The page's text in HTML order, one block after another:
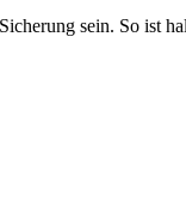
sein. So ist